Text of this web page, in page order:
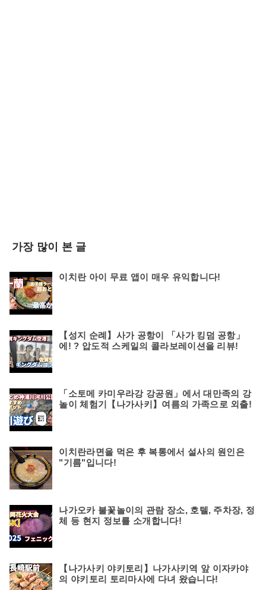
가장 많이 본 글
이치란 아이 무료 앱이 매우 유익합니다!
【성지 순례】사가 공항이 「사가 킹덤 공항」
에! ? 압도적 스케일의 콜라보레이션을 리뷰!
「소토메 카미우라강 강공원」에서 대만족의 강
놀이 체험기【나가사키】여름의 가족으로 외출!
이치란라면을 먹은 후 복통에서 설사의 원인은
"기름"입니다!
나가오카 불꽃놀이의 관람 장소, 호텔, 주차장, 정
체 등 현지 정보를 소개합니다!
【나가사키 야키토리】나가사키역 앞 이자카야
의 야키토리 토리마사에 다녀 왔습니다!